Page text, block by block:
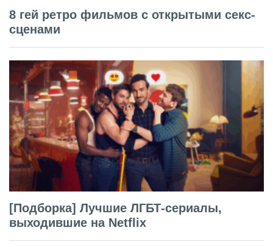
8 гей ретро фильмов с открытыми секс-
сценами
[Подборка] Лучшие ЛГБТ-сериалы,
выходившие на Netflix